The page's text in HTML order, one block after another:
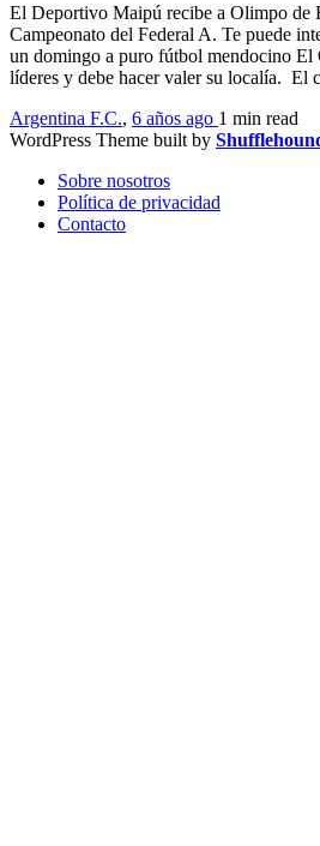
El Deportivo Maipú recibe a Olimpo de
Campeonato del Federal A. Te puede
un domingo a puro fútbol mendocino El
líderes y debe hacer valer su localía.
Argentina F.C., 6 años ago 1 min read
WordPress Theme built by
Sobre nosotros
Política de privacidad
Contacto